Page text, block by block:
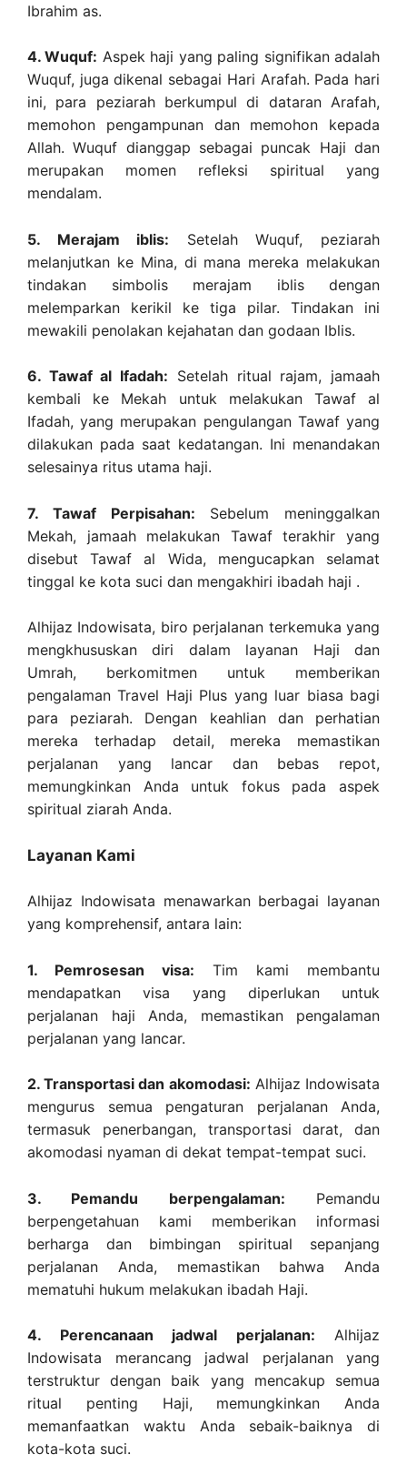
Ibrahim as.
4. Wuquf: Aspek haji yang paling signifikan adalah
Wuquf, juga dikenal sebagai Hari Arafah. Pada hari
ini, para peziarah berkumpul di dataran Arafah,
memohon pengampunan dan memohon kepada
Allah. Wuquf dianggap sebagai puncak Haji dan
merupakan momen refleksi spiritual yang
mendalam.
5. Merajam iblis: Setelah Wuquf, peziarah
melanjutkan ke Mina, di mana mereka melakukan
tindakan simbolis merajam iblis dengan
melemparkan kerikil ke tiga pilar. Tindakan ini
mewakili penolakan kejahatan dan godaan Iblis.
6. Tawaf al Ifadah: Setelah ritual rajam, jamaah
kembali ke Mekah untuk melakukan Tawaf al
Ifadah, yang merupakan pengulangan Tawaf yang
dilakukan pada saat kedatangan. Ini menandakan
selesainya ritus utama haji.
7. Tawaf Perpisahan: Sebelum meninggalkan
Mekah, jamaah melakukan Tawaf terakhir yang
disebut Tawaf al Wida, mengucapkan selamat
tinggal ke kota suci dan mengakhiri ibadah haji .
Alhijaz Indowisata, biro perjalanan terkemuka yang
mengkhususkan diri dalam layanan Haji dan
Umrah, berkomitmen untuk memberikan
pengalaman Travel Haji Plus yang luar biasa bagi
para peziarah. Dengan keahlian dan perhatian
mereka terhadap detail, mereka memastikan
perjalanan yang lancar dan bebas repot,
memungkinkan Anda untuk fokus pada aspek
spiritual ziarah Anda.
Layanan Kami
Alhijaz Indowisata menawarkan berbagai layanan
yang komprehensif, antara lain:
1. Pemrosesan visa: Tim kami membantu
mendapatkan visa yang diperlukan untuk
perjalanan haji Anda, memastikan pengalaman
perjalanan yang lancar.
2. Transportasi dan akomodasi: Alhijaz Indowisata
mengurus semua pengaturan perjalanan Anda,
termasuk penerbangan, transportasi darat, dan
akomodasi nyaman di dekat tempat-tempat suci.
3. Pemandu berpengalaman: Pemandu
berpengetahuan kami memberikan informasi
berharga dan bimbingan spiritual sepanjang
perjalanan Anda, memastikan bahwa Anda
mematuhi hukum melakukan ibadah Haji.
4. Perencanaan jadwal perjalanan: Alhijaz
Indowisata merancang jadwal perjalanan yang
terstruktur dengan baik yang mencakup semua
ritual penting Haji, memungkinkan Anda
memanfaatkan waktu Anda sebaik-baiknya di
kota-kota suci.